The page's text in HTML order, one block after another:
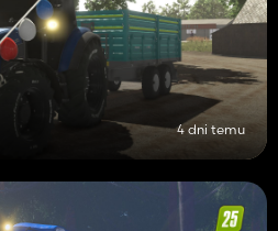
4 dni temu